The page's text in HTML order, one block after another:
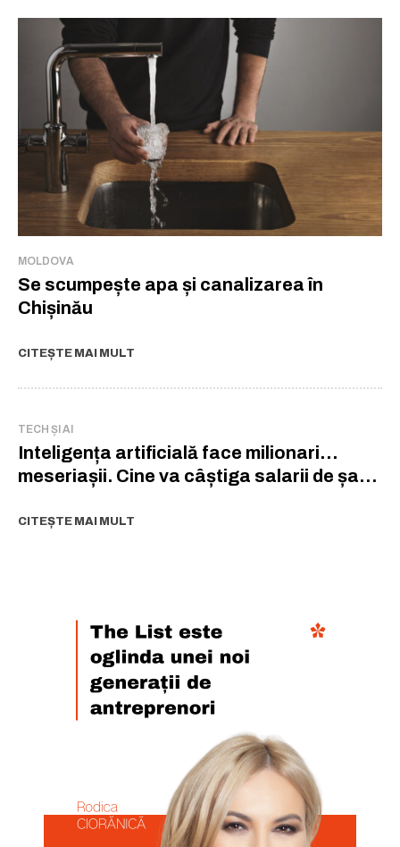
MOLDOVA
Se scumpește apa și canalizarea în
Chișinău
CITEȘTE MAI MULT
TECH ȘI AI
Inteligența artificială face milionari…
meseriașii. Cine va câștiga salarii de șase
CITEȘTE MAI MULT